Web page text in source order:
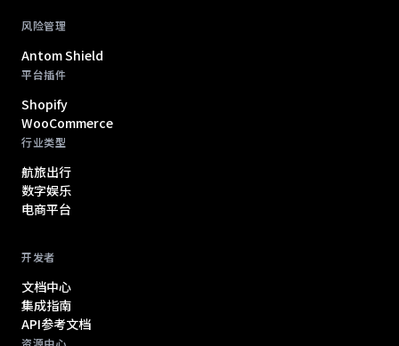
风险管理
Antom Shield
平台插件
Shopify
WooCommerce
行业类型
航旅出行
数字娱乐
电商平台
开发者
文档中心
集成指南
API参考文档
资源中心